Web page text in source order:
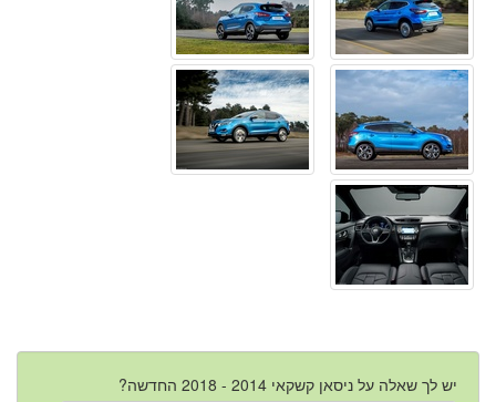
יש לך שאלה על ניסאן קשקאי 2014 - 2018 החדשה?